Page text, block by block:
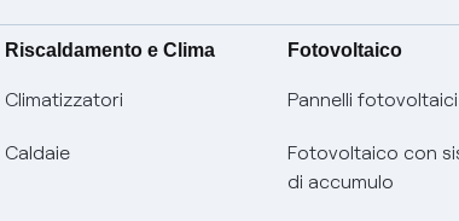
Riscaldamento e Clima
Climatizzatori
Caldaie
Fotovoltaico
Pannelli fotovoltaici
Fotovoltaico con
di accumulo